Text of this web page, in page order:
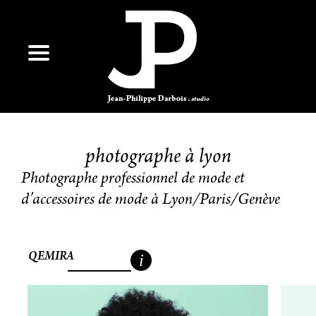
photographe à lyon
Photographe professionnel de mode et
d’accessoires de mode à Lyon/Paris/Genève
QEMIRA i